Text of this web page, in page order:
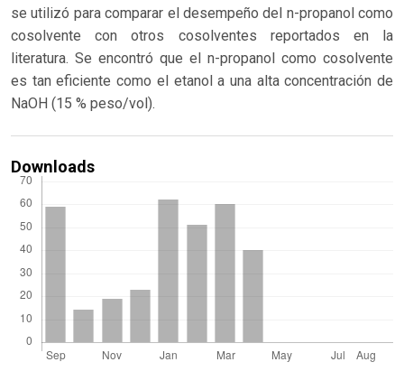
se utilizó para comparar el desempeño del n-propanol como
cosolvente con otros cosolventes reportados en la
literatura. Se encontró que el n-propanol como cosolvente
es tan eficiente como el etanol a una alta concentración de
NaOH (15 % peso/vol).
Downloads